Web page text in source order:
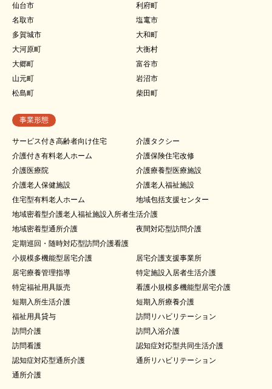
仙台市
利府町
名取市
塩竃市
多賀城市
大和町
大河原町
大衡村
大郷町
富谷市
山元町
岩沼市
松島町
柴田町
事業形態
サービス付き高齢者向け住宅
介護タクシー
介護付き有料老人ホーム
介護保険住宅改修
介護医療院
介護療養型医療施設
介護老人保健施設
介護老人福祉施設
住宅型有料老人ホーム
地域包括支援センター
地域密着型介護老人福祉施設入所者生活介護
地域密着型通所介護
夜間対応型訪問介護
定期巡回・随時対応型訪問介護看護
小規模多機能型居宅介護
居宅介護支援事業所
居宅療養管理指導
特定施設入居者生活介護
特定福祉用具販売
看護小規模多機能型居宅介護
短期入所生活介護
短期入所療養介護
福祉用具貸与
訪問リハビリテーション
訪問介護
訪問入浴介護
訪問看護
認知症対応型共同生活介護
認知症対応型通所介護
通所リハビリテーション
通所介護